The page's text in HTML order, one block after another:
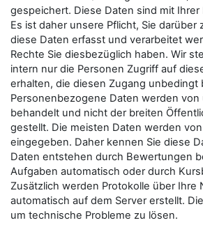
gespeichert. Diese Daten sind mit
Es ist daher unsere Pflicht, Sie darüber
diese Daten erfasst und verarbeitet
Rechte Sie diesbezüglich haben. Wir
intern nur die Personen Zugriff auf
erhalten, die diesen Zugang unbedingt
Personenbezogene Daten werden von
behandelt und nicht der breiten
gestellt. Die meisten Daten werden
eingegeben. Daher kennen Sie diese
Daten entstehen durch Bewertungen
Aufgaben automatisch oder durch
Zusätzlich werden Protokolle über Ihre
automatisch auf dem Server erstellt.
um technische Probleme zu lösen.